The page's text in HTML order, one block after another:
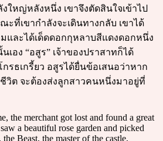
ใหญ่หลังหนึ่ง เขาจึงตัดสินใจเข้าไป
ที่เขากำลังจะเดินทางกลับ เขาได้
และได้เด็ดดอกกุหลาบสีแดงดอกหนึ่ง
เอง “อสูร” เจ้าของปราสาทก็ได้
รธเกรี้ยว อสูรได้ยื่นข้อเสนอว่าหาก
วิต จะต้องส่งลูกสาวคนหนึ่งมาอยู่ที่
the merchant got lost and found a great
a beautiful rose garden and picked
Beast, the master of the castle,